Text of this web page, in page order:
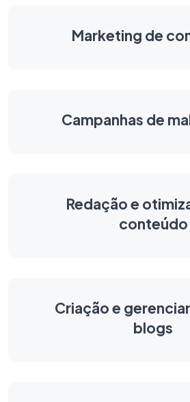
Marketing de
Campanhas de
Redação e
conteúdo
Criação e
blogs